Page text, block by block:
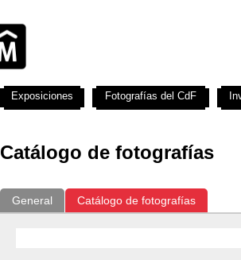
Catálogo de fotografías
General Catálogo de fotografías
Exposiciones Fotografías del CdF